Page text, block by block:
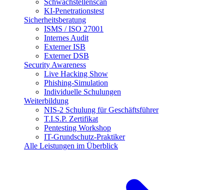
Schwachstellenscan
KI-Penetrationstest
Sicherheitsberatung
ISMS / ISO 27001
Internes Audit
Externer ISB
Externer DSB
Security Awareness
Live Hacking Show
Phishing-Simulation
Individuelle Schulungen
Weiterbildung
NIS-2 Schulung für Geschäftsführer
T.I.S.P. Zertifikat
Pentesting Workshop
IT-Grundschutz-Praktiker
Alle Leistungen im Überblick